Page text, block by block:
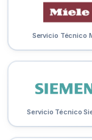
Servicio Técnico
Servicio Técnico